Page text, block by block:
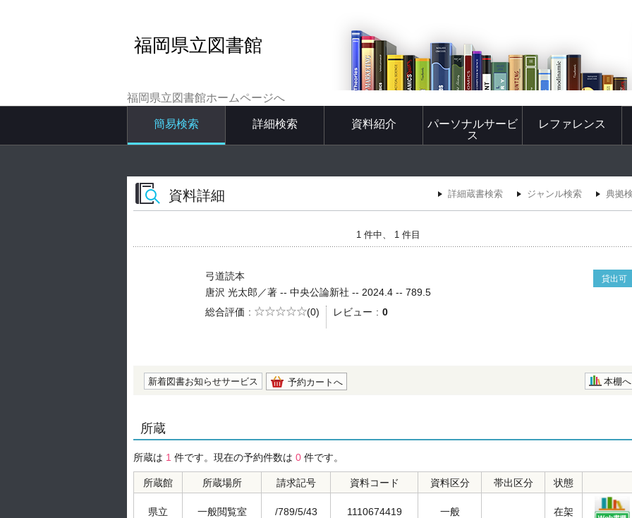
福岡県立図書館
福岡県立図書館ホームページへ
簡易検索 詳細検索 資料紹介
パーソナルサービ
ス
レファレンス
資料詳細 詳細蔵書検索 ジャンル検索 典拠
1 件中、 1 件目
弓道読本 貸出可
唐沢 光太郎／著 -- 中央公論新社 -- 2024.4 -- 789.5
総合評価
5段階評価
(0) レビュー 0
新着図書お知らせサービス 予約カートへ 本棚へ
所蔵
所蔵は 1 件です。現在の予約件数は 0 件です。
所蔵館 所蔵場所 請求記号 資料コード 資料区分 帯出区分 状態
県立 一般閲覧室 /789/5/43 1110674419 一般 在架